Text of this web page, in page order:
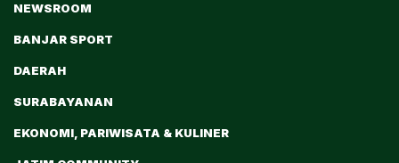
NEWSROOM
BANJAR SPORT
DAERAH
SURABAYANAN
EKONOMI, PARIWISATA & KULINER